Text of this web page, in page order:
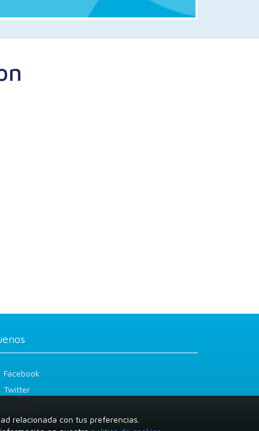
Facebook
Twitter
relacionada con tus preferencias.